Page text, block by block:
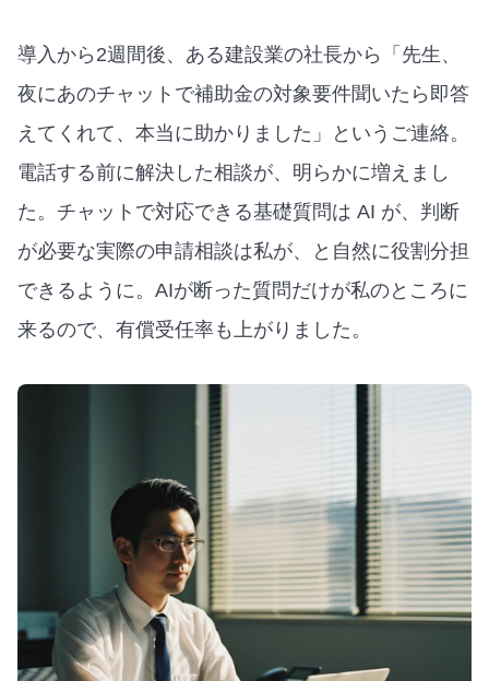
導入から2週間後、ある建設業の社長から「先生、
夜にあのチャットで補助金の対象要件聞いたら即答
えてくれて、本当に助かりました」というご連絡。
電話する前に解決した相談が、明らかに増えまし
た。チャットで対応できる基礎質問は AI が、判断
が必要な実際の申請相談は私が、と自然に役割分担
できるように。AIが断った質問だけが私のところに
来るので、有償受任率も上がりました。